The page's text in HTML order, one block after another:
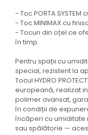
- Toc PORTA
- Toc MINIMAX cu
- Tocuri din oțel ce
în timp.
Pentru spații cu
special, rezistent la
Tocul HYDRO
europeană, realizat
polimer avansat,
în condiții de
încăperi cu
sau spălătorie —